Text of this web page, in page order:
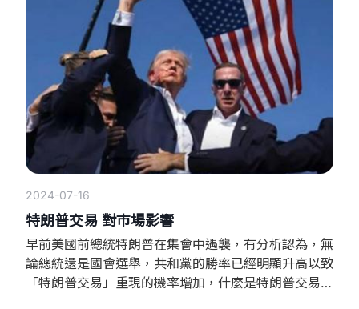
2024-07-16
特朗普交易 對巿場影響
早前美國前總統特朗普在集會中遇襲，有分析認為，無
論總統還是國會選舉，共和黨的勝率已經明顯升高以致
「特朗普交易」重現的機率增加，什麼是特朗普交易？